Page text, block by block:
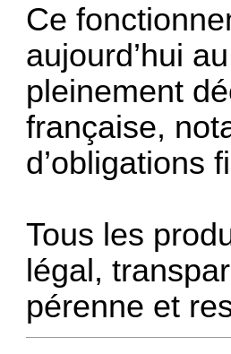
Ce
aujourd’hui
pleinement
française,
d’obligations
Tous les
légal,
pérenne et